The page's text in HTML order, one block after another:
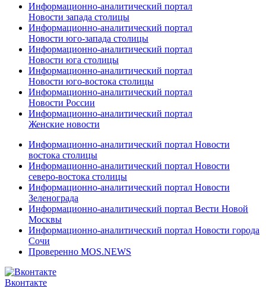
Информационно-аналитический портал
Новости запада столицы
Информационно-аналитический портал
Новости юго-запада столицы
Информационно-аналитический портал
Новости юга столицы
Информационно-аналитический портал
Новости юго-востока столицы
Информационно-аналитический портал
Новости России
Информационно-аналитический портал
Женские новости
Информационно-аналитический портал Новости
востока столицы
Информационно-аналитический портал Новости
северо-востока столицы
Информационно-аналитический портал Новости
Зеленограда
Информационно-аналитический портал Вести Новой
Москвы
Информационно-аналитический портал Новости города
Сочи
Проверенно MOS.NEWS
Вконтакте